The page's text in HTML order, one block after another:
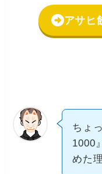
アサヒ
ちょ
1000
めた